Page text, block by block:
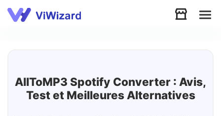
AllToMP3 Spotify Converter : Avis,
Test et Meilleures Alternatives